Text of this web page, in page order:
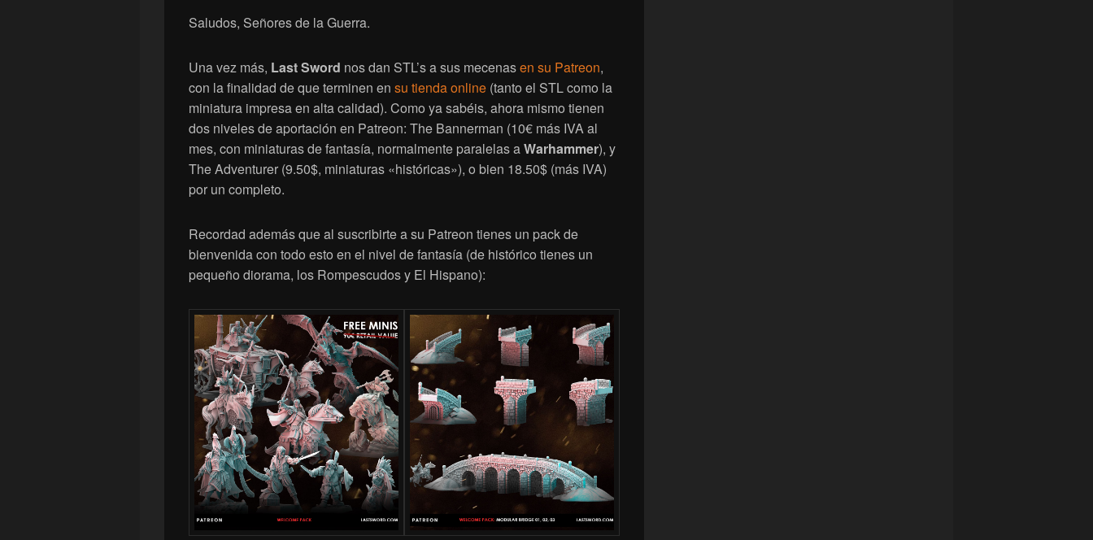
Saludos, Señores de la Guerra.
Una vez más, Last Sword nos dan STL’s a sus mecenasen su Patreon,
con la finalidad de que terminen en su tienda online (tanto el STL como la
miniatura impresa en alta calidad). Como ya sabéis, ahora mismo tienen
dos niveles de aportación en Patreon: The Bannerman (10€ más IVA al
mes, con miniaturas de fantasía, normalmente paralelas aWarhammer), y
The Adventurer (9.50$, miniaturas «históricas»), o bien 18.50$ (más IVA)
por un completo.
Recordad además que al suscribirte a su Patreon tienes un pack de
bienvenida con todo esto en el nivel de fantasía (de histórico tienes un
pequeño diorama, los Rompescudos y El Hispano):